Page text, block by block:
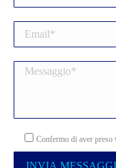
Confermo di aver preso